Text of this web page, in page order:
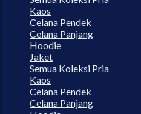
Kaos
Celana Pendek
Celana Panjang
Hoodie
Jaket
Semua Koleksi Pria
Kaos
Celana Pendek
Celana Panjang